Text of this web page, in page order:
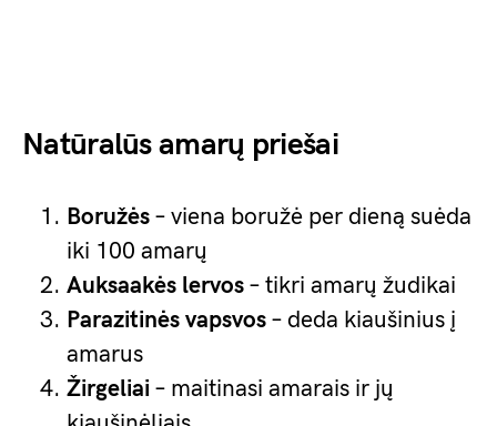
Natūralūs amarų priešai
Boružės – viena boružė per dieną suėda
iki 100 amarų
Auksaakės lervos – tikri amarų žudikai
Parazitinės vapsvos – deda kiaušinius į
amarus
Žirgeliai – maitinasi amarais ir jų